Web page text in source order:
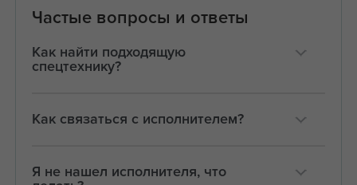
Частые вопросы и ответы
Как найти подходящую
спецтехнику?
Как связаться с исполнителем?
Я не нашел исполнителя, что